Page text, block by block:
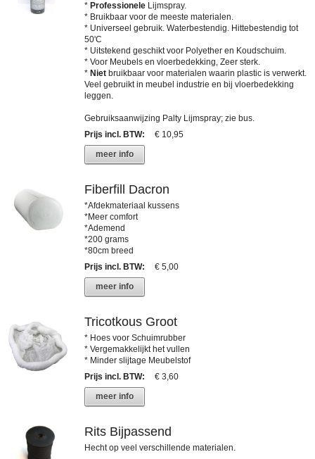
* Professionele Lijmspray.
* Bruikbaar voor de meeste materialen.
* Universeel gebruik. Waterbestendig. Hittebestendig tot
50'C
* Uitstekend geschikt voor Polyether en Koudschuim.
* Voor Meubels en vloerbedekking, Zeer sterk.
* Niet bruikbaar voor materialen waarin plastic is verwerkt.
Veel gebruikt in meubel industrie en bij vloerbedekking
leggen.
Gebruiksaanwijzing Palty Lijmspray; zie bus.
Prijs incl. BTW:
€ 10,95
meer info
Fiberfill Dacron
*Afdekmateriaal kussens
*Meer comfort
*Ademend
*200 grams
*80cm breed
Prijs incl. BTW:
€ 5,00
meer info
Tricotkous Groot
* Hoes voor Schuimrubber
* Vergemakkelijkt het vullen
* Minder slijtage Meubelstof
Prijs incl. BTW:
€ 3,60
meer info
Rits Bijpassend
Hecht op veel verschillende materialen.